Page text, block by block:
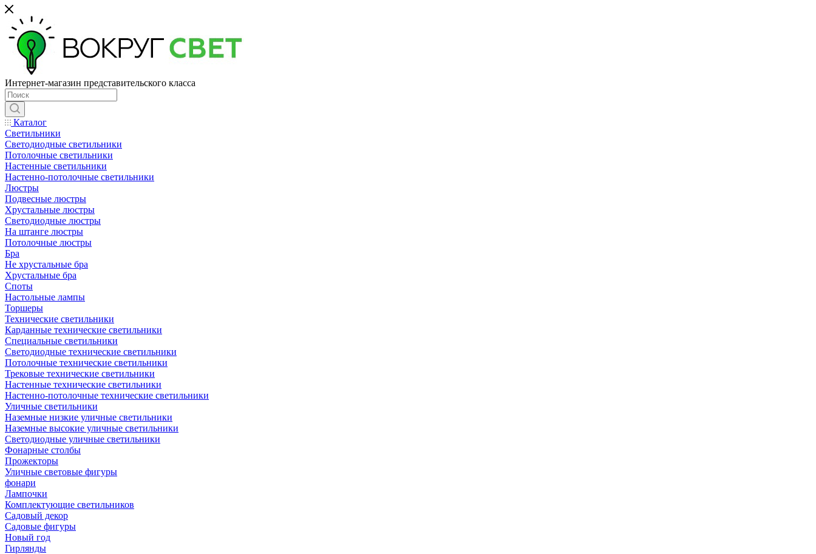
Интернет-магазин представительского класса
Каталог
Светильники
Светодиодные светильники
Потолочные светильники
Настенные светильники
Настенно-потолочные светильники
Люстры
Подвесные люстры
Хрустальные люстры
Светодиодные люстры
На штанге люстры
Потолочные люстры
Бра
Не хрустальные бра
Хрустальные бра
Споты
Настольные лампы
Торшеры
Технические светильники
Карданные технические светильники
Специальные светильники
Светодиодные технические светильники
Потолочные технические светильники
Трековые технические светильники
Настенные технические светильники
Настенно-потолочные технические светильники
Уличные светильники
Наземные низкие уличные светильники
Наземные высокие уличные светильники
Светодиодные уличные светильники
Фонарные столбы
Прожекторы
Уличные световые фигуры
фонари
Лампочки
Комплектующие светильников
Садовый декор
Садовые фигуры
Новый год
Гирлянды